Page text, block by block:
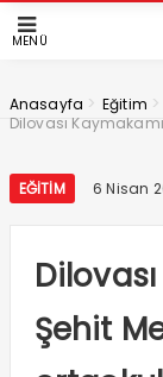
MENÜ
Anasayfa > Eğitim >
Dilovası
EĞITIM 6 Nisan
Şehit